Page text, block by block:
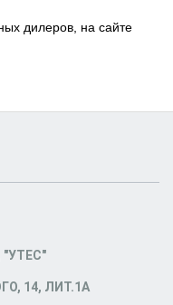
дилеров, на сайте
"УТЕС"
14, ЛИТ.1А